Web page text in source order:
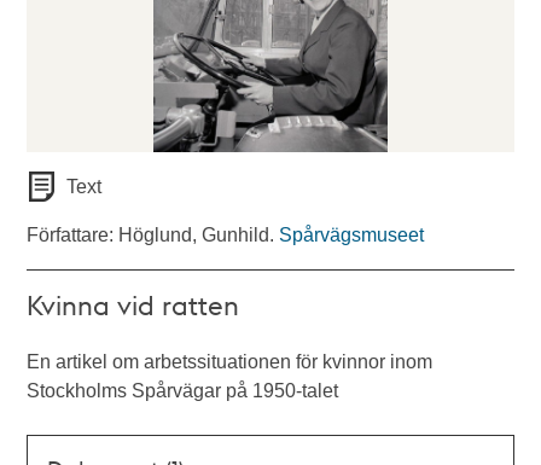
Text
Författare: Höglund, Gunhild. Spårvägsmuseet
Kvinna vid ratten
En artikel om arbetssituationen för kvinnor inom
Stockholms Spårvägar på 1950-talet